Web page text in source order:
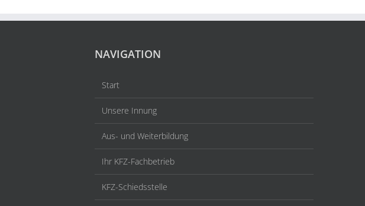
NAVIGATION
Start
Unsere Innung
Aus- und Weiterbildung
Ihr KFZ-Fachbetrieb
KFZ-Schiedsstelle